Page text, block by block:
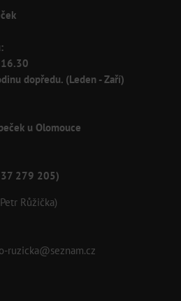
16.30
dopředu. (Leden - Zaří)
u Olomouce
279 205)
Růžička)
ruzicka@seznam.cz